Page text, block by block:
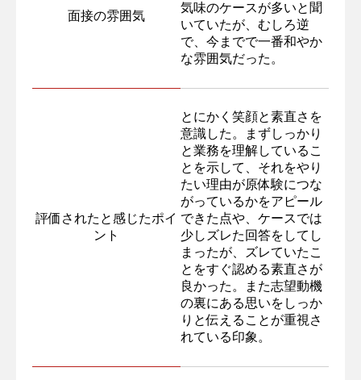
面接の雰囲気
気味のケースが多いと聞
いていたが、むしろ逆
で、今までで一番和やか
な雰囲気だった。
評価されたと感じたポイ
ント
とにかく笑顔と素直さを
意識した。まずしっかり
と業務を理解しているこ
とを示して、それをやり
たい理由が原体験につな
がっているかをアピール
できた点や、ケースでは
少しズレた回答をしてし
まったが、ズレていたこ
とをすぐ認める素直さが
良かった。また志望動機
の裏にある思いをしっか
りと伝えることが重視さ
れている印象。